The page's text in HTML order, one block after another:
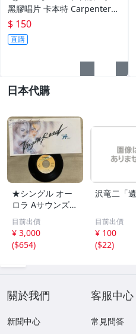
黑膠唱片 卡本特 Carpenters
– Top Of The World
$ 150
直購
日本代購
★シングル オー
ロラ Aサウンズ
大橋純子風? 和モ
ノ 試聴 プロモ Pr
omo バージンロ
ード 気まぐれ 松
目前出價
¥ 3,000
($654)
沢竜二「
目前出價
¥ 100
($22)
關於我們
新聞中心
客服中心
常見問答